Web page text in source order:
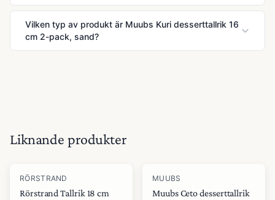
Vilken typ av produkt är Muubs Kuri desserttallrik 16
cm 2-pack, sand?
Liknande produkter
RÖRSTRAND
Rörstrand Tallrik 18 cm
MUUBS
Muubs Ceto desserttallrik